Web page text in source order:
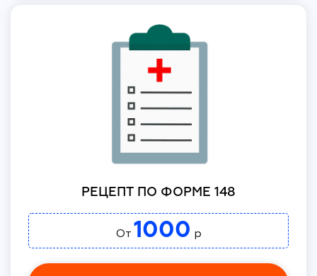
РЕЦЕПТ ПО ФОРМЕ 148
От 1000 р